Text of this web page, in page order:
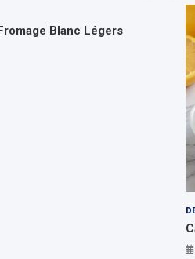
Blanc Légers